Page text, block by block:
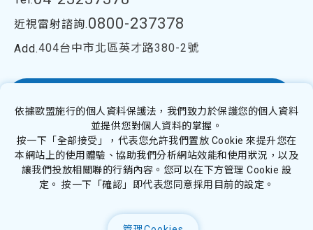
近視雷射諮詢.0800-237378
Add.404台中市北區英才路380-2號
林浤裕醫師網站
century
All Rights Reserved.
依據歐盟施行的個人資料保護法，我們致力於保護您的個人資料
並提供您對個人資料的掌握。
按一下「全部接受」，代表您允許我們置放 Cookie 來提升您在
本網站上的使用體驗、協助我們分析網站效能和使用狀況，以及
讓我們投放相關聯的行銷內容。您可以在下方管理 Cookie 設
定。 按一下「確認」即代表您同意採用目前的設定。